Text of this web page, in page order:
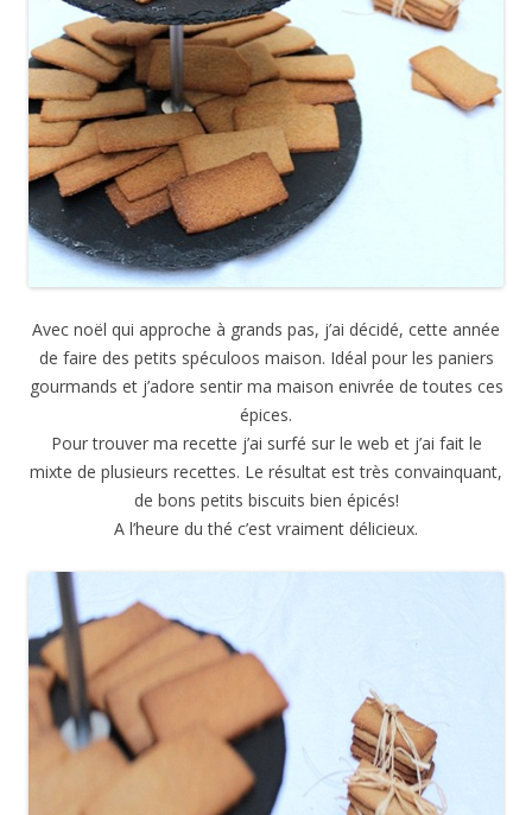
Avec noël qui approche à grands pas, j’ai décidé, cette année
de faire des petits spéculoos maison. Idéal pour les paniers
gourmands et j’adore sentir ma maison enivrée de toutes ces
épices.
Pour trouver ma recette j’ai surfé sur le web et j’ai fait le
mixte de plusieurs recettes. Le résultat est très convainquant,
de bons petits biscuits bien épicés!
A l’heure du thé c’est vraiment délicieux.